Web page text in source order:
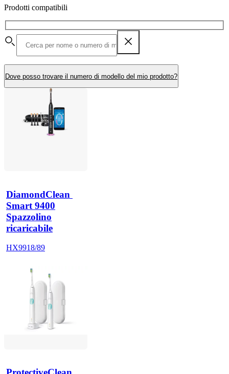
Prodotti compatibili
Dove posso trovare il numero di modello del mio prodotto?
DiamondClean
Smart 9400
Spazzolino
ricaricabile
HX9918/89